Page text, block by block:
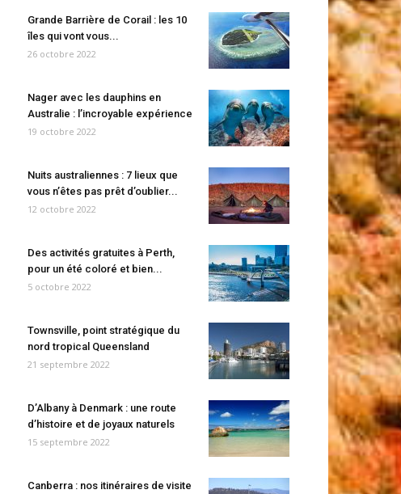
Grande Barrière de Corail : les 10
îles qui vont vous...
26 octobre 2022
Nager avec les dauphins en
Australie : l’incroyable expérience
19 octobre 2022
Nuits australiennes : 7 lieux que
vous n’êtes pas prêt d’oublier...
12 octobre 2022
Des activités gratuites à Perth,
pour un été coloré et bien...
5 octobre 2022
Townsville, point stratégique du
nord tropical Queensland
21 septembre 2022
D’Albany à Denmark : une route
d’histoire et de joyaux naturels
15 septembre 2022
Canberra : nos itinéraires de visite